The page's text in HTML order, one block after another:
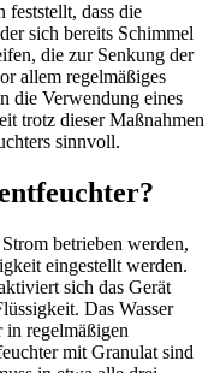
feststellt, dass die
sich bereits Schimmel
die zur Senkung der
allem regelmäßiges
die Verwendung eines
trotz dieser Maßnahmen
sinnvoll.
betrieben werden,
eingestellt werden.
sich das Gerät
Das Wasser
in regelmäßigen
mit Granulat sind